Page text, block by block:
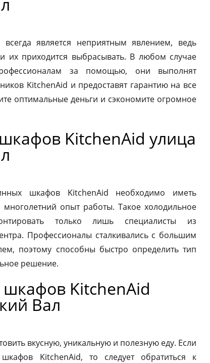
является неприятным явлением, ведь
их приходится выбрасывать. В любом случае
за помощью, они выполнят
KitchenAid и предоставят гарантию на все
оптимальные деньги и сэкономите огромное
KitchenAid улица
шкафов KitchenAid необходимо иметь
опыт работы. Такое холодильное
только лишь специалисты из
Профессионалы сталкивались с большим
поэтому способны быстро определить тип
решение.
KitchenAid
Вал
вкусную, уникальную и полезную еду. Если
KitchenAid, то следует обратиться к